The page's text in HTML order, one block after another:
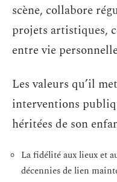
scène, collabore
projets artistiques,
entre vie
Les valeurs qu’il
interventions
héritées de son
La fidélité aux lieux et
décennies de lien